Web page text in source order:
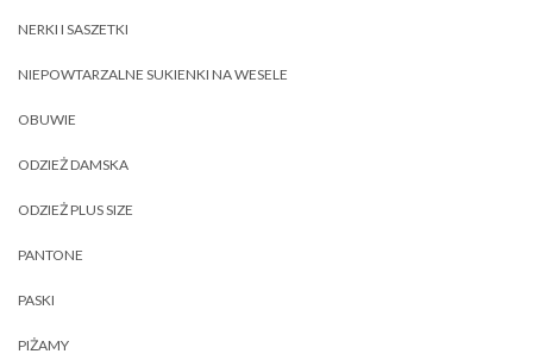
NERKI I SASZETKI
NIEPOWTARZALNE SUKIENKI NA WESELE
OBUWIE
ODZIEŻ DAMSKA
ODZIEŻ PLUS SIZE
PANTONE
PASKI
PIŻAMY